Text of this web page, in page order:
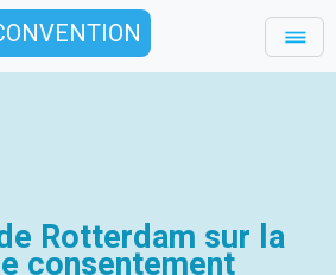
Rotterdam sur la
consentement